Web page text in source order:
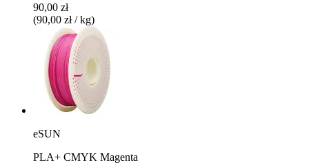
90,00 zł
(90,00 zł / kg)
eSUN
PLA+ CMYK Magenta